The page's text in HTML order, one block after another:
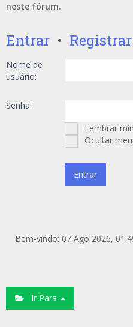
neste fórum.
Entrar • Registrar
Nome de
usuário:
Senha:
Lembrar
Ocultar
Bem-vindo: 07 Ago 2026,
Ir Para